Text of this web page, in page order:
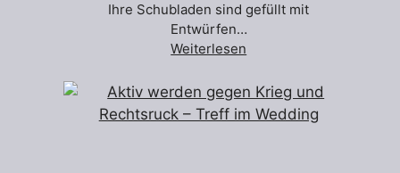
Ihre Schubladen sind gefüllt mit
Entwürfen…
Weiterlesen